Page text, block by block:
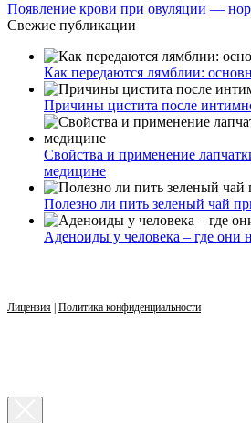
Появление крови при овуляции —
Свежие публикации
Как передаются лямблии:
Причины цистита после
Свойства и применение
медицине
Полезно ли пить зеленый чай
Аденоиды у человека – где они
Лицензия Политика конфиденциальности